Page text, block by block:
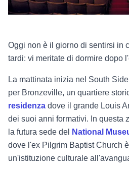
Oggi non è il giorno di sentirsi in
tardi: vi meritate di dormire dopo
La mattinata inizia nel South
per Bronzeville, un quartiere
residenza dove il grande Louis
dei suoi anni formativi. In questa
la futura sede del
National
dove l'ex Pilgrim Baptist Church
un'istituzione culturale